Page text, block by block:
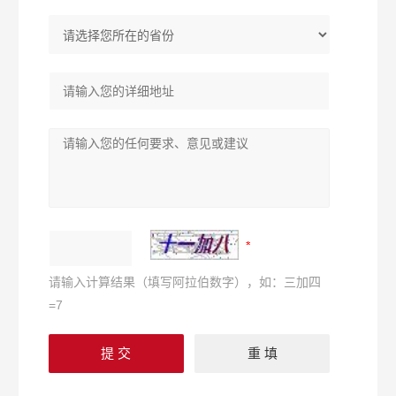
请输入计算结果（填写阿拉伯数字），如：三加四
=7